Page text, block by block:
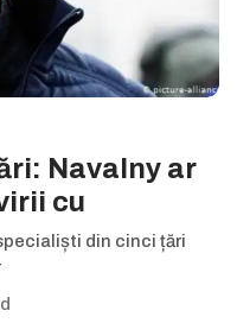
Navalny ar
cu
din cinci țări